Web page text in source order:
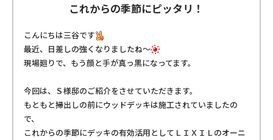
これからの季節にピッタリ！
こんにちは三谷です
最近、日差しの強くなりましたね～
現場廻りで、もう顔と手が真っ黒になってます。
今回は、Ｓ様邸のご紹介をさせていただきます。
もともと掃出しの前にウッドデッキは施工されていましたの
で、
これからの季節にデッキの有効活用としてＬＩＸＩＬのオーニ